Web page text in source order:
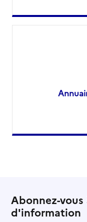
Abonnez-
d'information